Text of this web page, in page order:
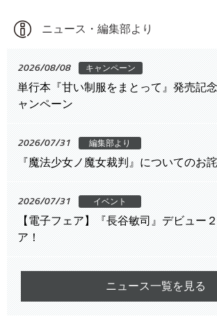
ニュース・編集部より
2026/08/08 キャンペーン
単行本『甘い制服をまとって』発売記
ャンペーン
2026/07/31 編集部より
『魔法少女ノ魔女裁判』についてのお
2026/07/31 イベント
【電子フェア】『長谷敏司』デビュー
ア！
ニュース一覧を見る